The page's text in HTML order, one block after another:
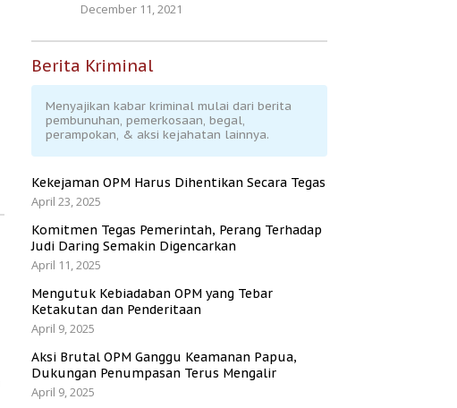
December 11, 2021
Berita Kriminal
Menyajikan kabar kriminal mulai dari berita
pembunuhan, pemerkosaan, begal,
perampokan, & aksi kejahatan lainnya.
Kekejaman OPM Harus Dihentikan Secara Tegas
April 23, 2025
Komitmen Tegas Pemerintah, Perang Terhadap
Judi Daring Semakin Digencarkan
April 11, 2025
Mengutuk Kebiadaban OPM yang Tebar
Ketakutan dan Penderitaan
April 9, 2025
Aksi Brutal OPM Ganggu Keamanan Papua,
Dukungan Penumpasan Terus Mengalir
April 9, 2025